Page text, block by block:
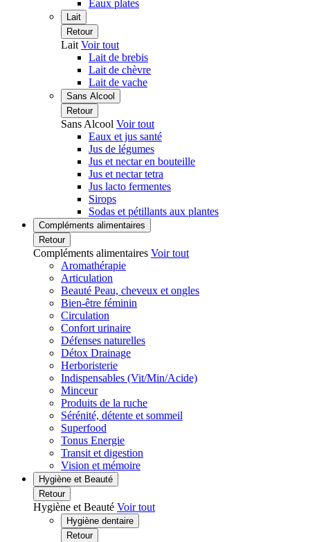
Eaux plates
Lait
Retour
Lait Voir tout
Lait de brebis
Lait de chèvre
Lait de vache
Sans Alcool
Retour
Sans Alcool Voir tout
Eaux et jus santé
Jus de légumes
Jus et nectar en bouteille
Jus et nectar tetra
Jus lacto fermentes
Sirops
Sodas et pétillants aux plantes
Compléments alimentaires
Retour
Compléments alimentaires Voir tout
Aromathérapie
Articulation
Beauté Peau, cheveux et ongles
Bien-être féminin
Circulation
Confort urinaire
Défenses naturelles
Détox Drainage
Herboristerie
Indispensables (Vit/Min/Acide)
Minceur
Produits de la ruche
Sérénité, détente et sommeil
Superfood
Tonus Energie
Transit et digestion
Vision et mémoire
Hygiène et Beauté
Retour
Hygiène et Beauté Voir tout
Hygiène dentaire
Retour